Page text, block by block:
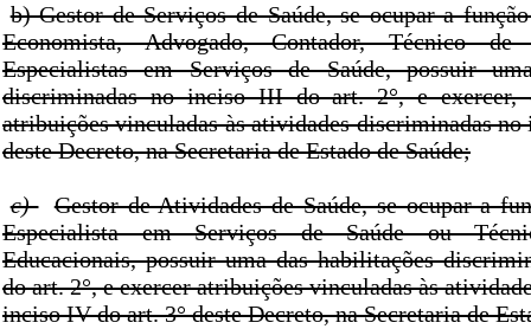
b) Gestor de Serviços de Saúde, se ocupar a
Economista, Advogado, Contador, Técnico de
Especialistas em Serviços de Saúde, possuir
discriminadas no inciso III do art. 2°, e exercer,
atribuições vinculadas às atividades discriminadas
deste Decreto, na Secretaria de Estado de Saúde;
c)
Gestor de Atividades de Saúde, se ocupar a
Especialista em Serviços de Saúde ou
Educacionais, possuir uma das habilitações
do art. 2°, e exercer atribuições vinculadas às
inciso IV do art. 3° deste Decreto, na Secretaria de